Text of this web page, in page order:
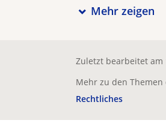
Mehr zeigen
Zuletzt bearbeitet am
Mehr zu den Themen
Rechtliches